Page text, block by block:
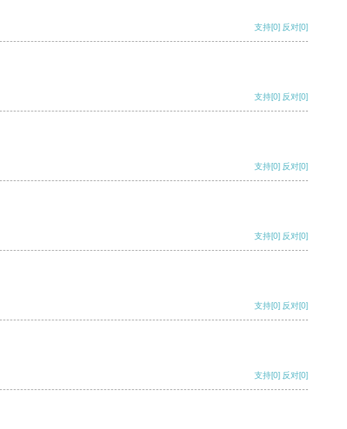
支持[0] 反对[0]
支持[0] 反对[0]
支持[0] 反对[0]
支持[0] 反对[0]
支持[0] 反对[0]
支持[0] 反对[0]